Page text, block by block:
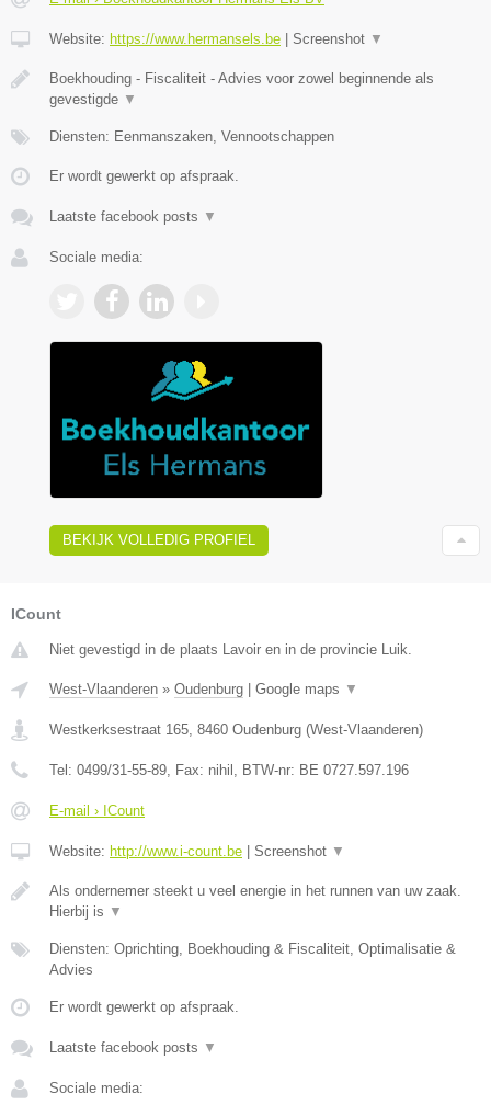
Website: https://www.hermansels.be Screenshot ▼
Boekhouding - Fiscaliteit - Advies voor zowel beginnende als
gevestigde ▼
Diensten: Eenmanszaken, Vennootschappen
Er wordt gewerkt op afspraak.
Laatste facebook posts ▼
Sociale media:
BEKIJK VOLLEDIG PROFIEL
ICount
Niet gevestigd in de plaats Lavoir en in de provincie Luik.
West-Vlaanderen » Oudenburg Google maps ▼
Westkerksestraat 165, 8460 Oudenburg (West-Vlaanderen)
Tel: 0499/31-55-89, Fax: nihil , BTW-nr: BE 0727.597.196
E-mail › ICount
Website: http://www.i-count.be Screenshot ▼
Als ondernemer steekt u veel energie in het runnen van uw zaak.
Hierbij is ▼
Diensten: Oprichting, Boekhouding & Fiscaliteit, Optimalisatie &
Advies
Er wordt gewerkt op afspraak.
Laatste facebook posts ▼
Sociale media: